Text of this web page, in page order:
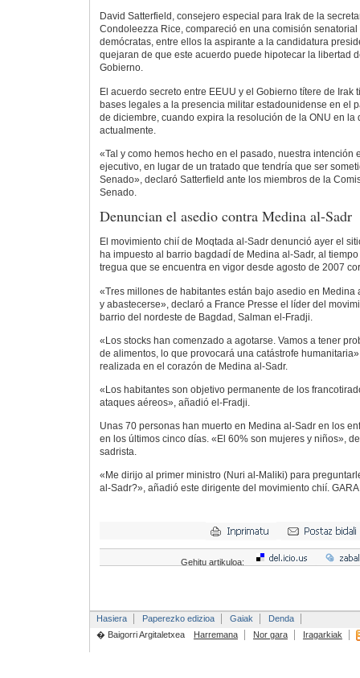
David Satterfield, consejero especial para Irak de la
Condoleezza Rice, compareció en una comisión
demócratas, entre ellos la aspirante a la candidatura
quejaran de que este acuerdo puede hipotecar la libertad
Gobierno.
El acuerdo secreto entre EEUU y el Gobierno títere de Irak
bases legales a la presencia militar estadounidense en el
de diciembre, cuando expira la resolución de la ONU en la
actualmente.
«Tal y como hemos hecho en el pasado, nuestra intención
ejecutivo, en lugar de un tratado que tendría que ser
Senado», declaró Satterfield ante los miembros de la
Senado.
Denuncian el asedio contra Medina al-Sadr
El movimiento chií de Moqtada al-Sadr denunció ayer el
ha impuesto al barrio bagdadí de Medina al-Sadr, al
tregua que se encuentra en vigor desde agosto de 2007
«Tres millones de habitantes están bajo asedio en Medina
y abastecerse», declaró a France Presse el líder del
barrio del nordeste de Bagdad, Salman el-Fradji.
«Los stocks han comenzado a agotarse. Vamos a tener
de alimentos, lo que provocará una catástrofe
realizada en el corazón de Medina al-Sadr.
«Los habitantes son objetivo permanente de los
ataques aéreos», añadió el-Fradji.
Unas 70 personas han muerto en Medina al-Sadr en los
en los últimos cinco días. «El 60% son mujeres y niños»,
sadrista.
«Me dirijo al primer ministro (Nuri al-Maliki) para
al-Sadr?», añadió este dirigente del movimiento chií. GARA
Gehitu artikuloa:
Hasiera Paperezko edizioa Gaiak
Denda
� Baigorri Argitaletxea
Harremana Nor gara Iragarkiak